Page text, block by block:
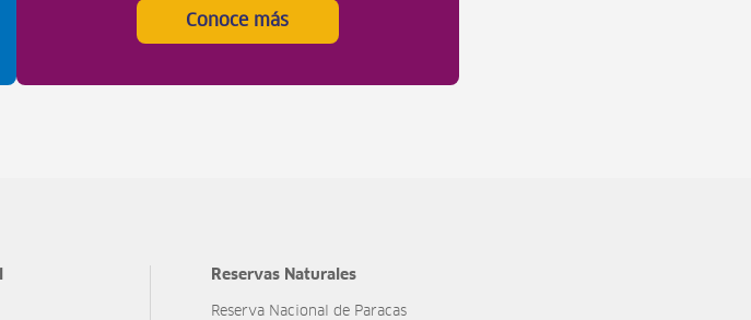
Conoce más
Reservas Naturales
Reserva Nacional de Paracas